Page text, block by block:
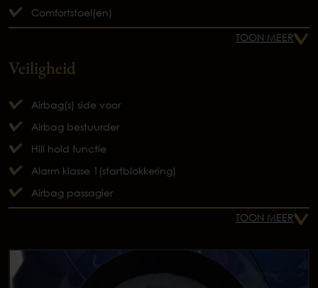
Comfortstoel(en)
TOON MEER
Veiligheid
Airbag(s) side voor
Airbag bestuurder
Hill hold functie
Alarm klasse 1(startblokkering)
Airbag passagier
TOON MEER